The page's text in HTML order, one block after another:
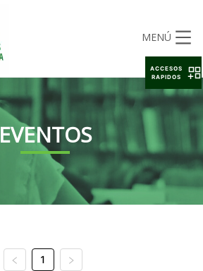
MENÚ
EVENTOS
1
ACCESOS
RAPIDOS